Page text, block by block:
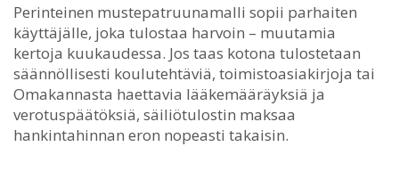
Perinteinen mustepatruunamalli sopii parhaiten
käyttäjälle, joka tulostaa harvoin – muutamia
kertoja kuukaudessa. Jos taas kotona tulostetaan
säännöllisesti koulutehtäviä, toimistoasiakirjoja tai
Omakannasta haettavia lääkemääräyksiä ja
verotuspäätöksiä, säiliötulostin maksaa
hankintahinnan eron nopeasti takaisin.